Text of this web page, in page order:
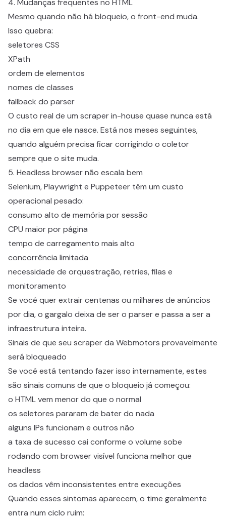
4. Mudanças frequentes no HTML
Mesmo quando não há bloqueio, o front-end muda.
Isso quebra:
seletores CSS
XPath
ordem de elementos
nomes de classes
fallback do parser
O custo real de um scraper in-house quase nunca está
no dia em que ele nasce. Está nos meses seguintes,
quando alguém precisa ficar corrigindo o coletor
sempre que o site muda.
5. Headless browser não escala bem
Selenium, Playwright e Puppeteer têm um custo
operacional pesado:
consumo alto de memória por sessão
CPU maior por página
tempo de carregamento mais alto
concorrência limitada
necessidade de orquestração, retries, filas e
monitoramento
Se você quer extrair centenas ou milhares de anúncios
por dia, o gargalo deixa de ser o parser e passa a ser a
infraestrutura inteira.
Sinais de que seu scraper da Webmotors provavelmente
será bloqueado
Se você está tentando fazer isso internamente, estes
são sinais comuns de que o bloqueio já começou:
o HTML vem menor do que o normal
os seletores pararam de bater do nada
alguns IPs funcionam e outros não
a taxa de sucesso cai conforme o volume sobe
rodando com browser visível funciona melhor que
headless
os dados vêm inconsistentes entre execuções
Quando esses sintomas aparecem, o time geralmente
entra num ciclo ruim: